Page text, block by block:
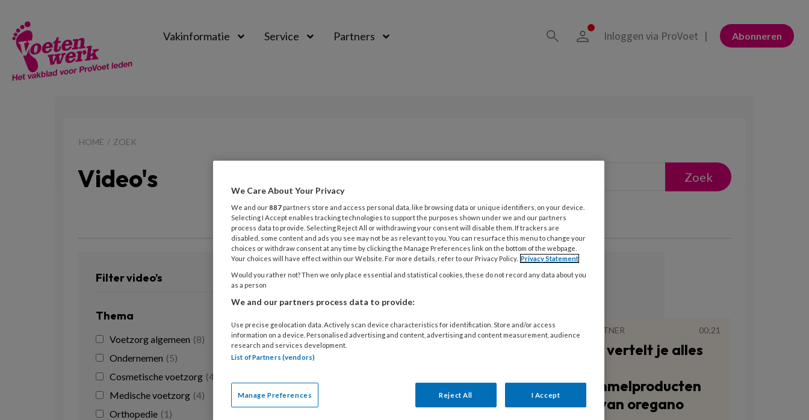
Vakinformatie Service Partners Abonneren
Inloggen via ProVoet
HOME ZOEK
Video's
VOETZORG ALGEMEEN 03:14
Tip van collega: het
een hielpleister met
klovenzalf
VAN ONZE PARTNER 00:21
RopaNail vertelt je alles
antischimmelproducten
op basis van oregano
Filter video’s
Thema
Voetzorg algemeen (8)
Ondernemen (5)
Cosmetische voetzorg (4)
Medische voetzorg (4)
Orthopedie (1)
We Care About Your Privacy
We and our887 partners store and access personal data, like browsing data or unique identifiers, on your device.
Selecting I Accept enables tracking technologies to support the purposes shown under we and our partners
process data to provide. Selecting Reject All or withdrawing your consent will disable them. If trackers are
disabled, some content and ads you see may not be as relevant to you. You can resurface this menu to change your
choices or withdraw consent at any time by clicking the Manage Preferences link on the bottom of the webpage.
Your choices will have effect within our Website. For more details, refer to our Privacy Policy. Privacy Statement
Would you rather not? Then we only place essential and statistical cookies, these do not record any data about you
as a person
We and our partners process data to provide:
Use precise geolocation data. Actively scan device characteristics for identification. Store and/or access
information on a device. Personalised advertising and content, advertising and content measurement, audience
research and services development.
List of Partners (vendors)
Manage Preferences Reject All I Accept